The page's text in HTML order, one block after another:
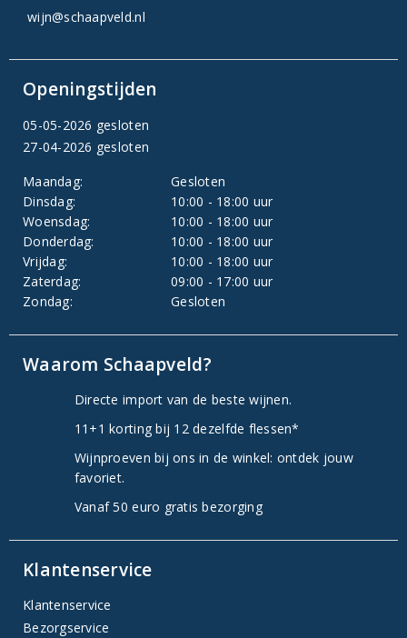
wijn@schaapveld.nl
Openingstijden
05-05-2026 gesloten
27-04-2026 gesloten
Maandag:
Gesloten
Dinsdag:
10:00 - 18:00 uur
Woensdag:
10:00 - 18:00 uur
Donderdag:
10:00 - 18:00 uur
Vrijdag:
10:00 - 18:00 uur
Zaterdag:
09:00 - 17:00 uur
Zondag:
Gesloten
Waarom Schaapveld?
Directe import van de beste wijnen.
11+1 korting bij 12 dezelfde flessen*
Wijnproeven bij ons in de winkel: ontdek jouw
favoriet.
Vanaf 50 euro gratis bezorging
Klantenservice
Klantenservice
Bezorgservice